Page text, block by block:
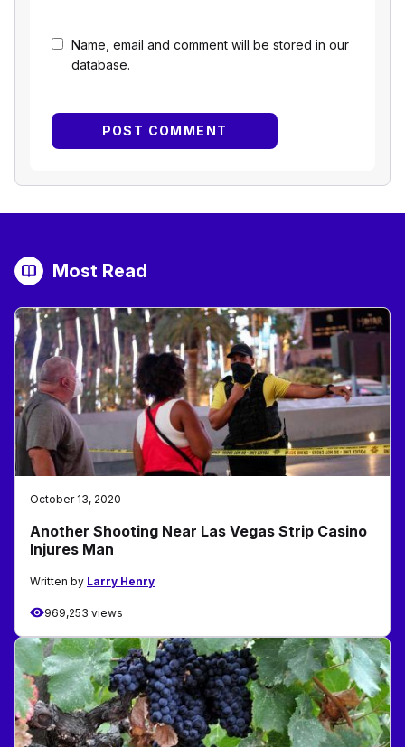
Name, email and comment will be stored in our
database.
Most Read
October 13, 2020
Another Shooting Near Las Vegas Strip Casino
Injures Man
Written by Larry Henry
969,253 views